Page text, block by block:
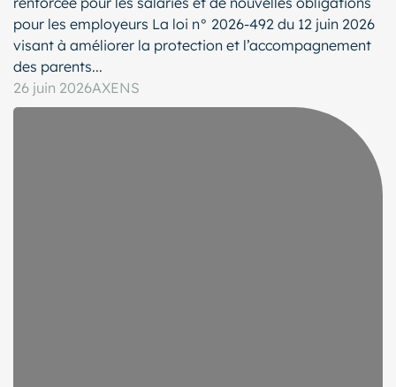
pour les employeurs La loi n° 2026-492 du 12 juin 2026
visant à améliorer la protection et l’accompagnement
des parents...
26 juin 2026AXENS